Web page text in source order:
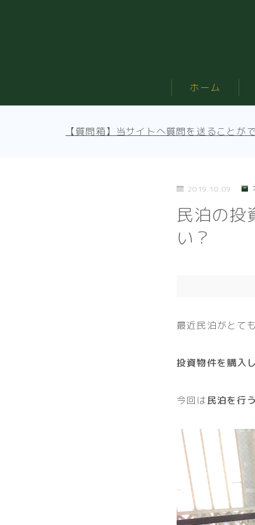
ホーム
【質問箱】当サイトへ質問を送ることが
2019.10.09
民泊の投
い？
最近民泊がとて
投資物件を購入
今回は民泊を行